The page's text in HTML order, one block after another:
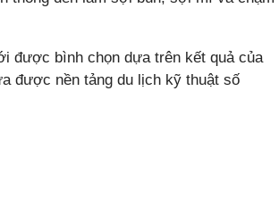
được bình chọn dựa trên kết quả của
được nền tảng du lịch kỹ thuật số